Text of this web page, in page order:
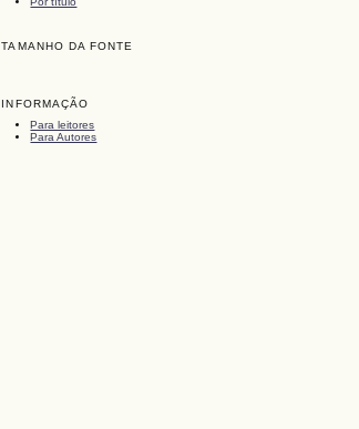
TAMANHO DA FONTE
INFORMAÇÃO
Para leitores
Para Autores